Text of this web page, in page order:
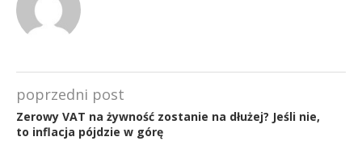
poprzedni post
Zerowy VAT na żywność zostanie na dłużej? Jeśli nie,
to inflacja pójdzie w górę